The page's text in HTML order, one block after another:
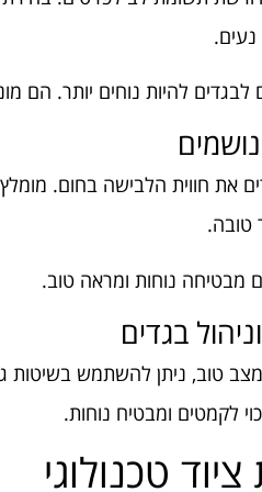
לבגדים להיות נוחים יותר. הם
את חווית הלבישה בחום.
טובה.
מבטיחה נוחות ומראה טוב.
בגדים
טוב, ניתן להשתמש בשיטות
לקמטים ומבטיח נוחות.
טכנולוגי